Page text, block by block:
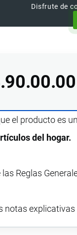
Disfrute de
el producto es
del hogar.
Reglas
notas explicativas